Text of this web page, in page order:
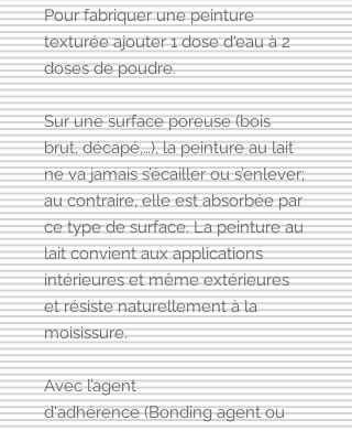
Pour fabriquer une peinture
texturée ajouter 1 dose d'eau à 2
doses de poudre.
Sur une surface poreuse (bois
brut, décapé,…), la peinture au lait
ne va jamais s’écailler ou s’enlever;
au contraire, elle est absorbée par
ce type de surface. La peinture au
lait convient aux applications
intérieures et même extérieures
et résiste naturellement à la
moisissure.
Avec l’agent
d'adhérence (Bonding agent ou